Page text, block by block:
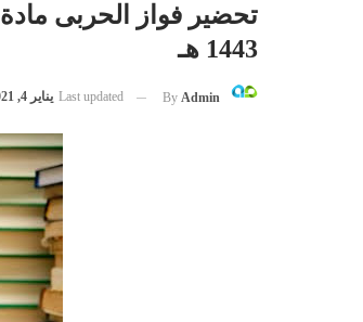
تحضير فواز الحربى مادة
1443 هـ
By Admin
Last updated يناير 4, 2021